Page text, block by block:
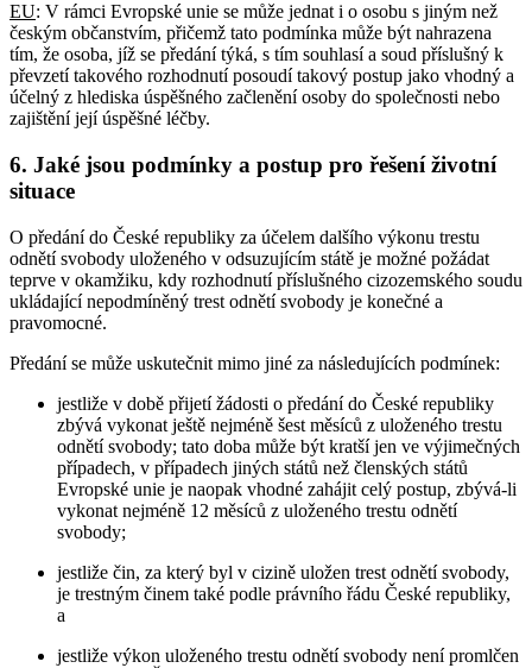
EU: V rámci Evropské unie se může jednat i o osobu s jiným než
českým občanstvím, přičemž tato podmínka může být nahrazena
tím, že osoba, jíž se předání týká, s tím souhlasí a soud příslušný k
převzetí takového rozhodnutí posoudí takový postup jako vhodný a
účelný z hlediska úspěšného začlenění osoby do společnosti nebo
zajištění její úspěšné léčby.
6. Jaké jsou podmínky a postup pro řešení životní
situace
O předání do České republiky za účelem dalšího výkonu trestu
odnětí svobody uloženého v odsuzujícím státě je možné požádat
teprve v okamžiku, kdy rozhodnutí příslušného cizozemského soudu
ukládající nepodmíněný trest odnětí svobody je konečné a
pravomocné.
Předání se může uskutečnit mimo jiné za následujících podmínek:
jestliže v době přijetí žádosti o předání do České republiky
zbývá vykonat ještě nejméně šest měsíců z uloženého trestu
odnětí svobody; tato doba může být kratší jen ve výjimečných
případech, v případech jiných států než členských států
Evropské unie je naopak vhodné zahájit celý postup, zbývá-li
vykonat nejméně 12 měsíců z uloženého trestu odnětí
svobody;
jestliže čin, za který byl v cizině uložen trest odnětí svobody,
je trestným činem také podle právního řádu České republiky,
a
jestliže výkon uloženého trestu odnětí svobody není promlčen